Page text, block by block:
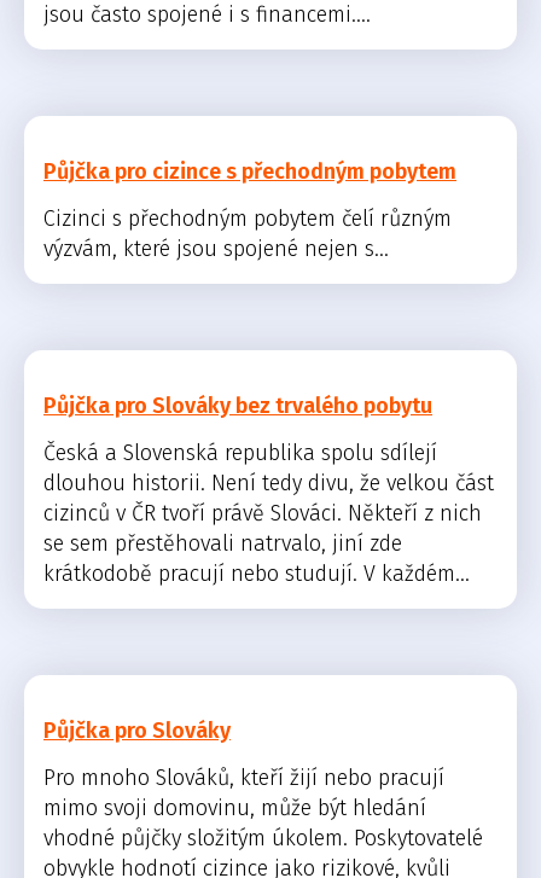
jsou často spojené i s financemi....
Půjčka pro cizince s přechodným pobytem
Cizinci s přechodným pobytem čelí různým
výzvám, které jsou spojené nejen s...
Půjčka pro Slováky bez trvalého pobytu
Česká a Slovenská republika spolu sdílejí
dlouhou historii. Není tedy divu, že velkou část
cizinců v ČR tvoří právě Slováci. Někteří z nich
se sem přestěhovali natrvalo, jiní zde
krátkodobě pracují nebo studují. V každém...
Půjčka pro Slováky
Pro mnoho Slováků, kteří žijí nebo pracují
mimo svoji domovinu, může být hledání
vhodné půjčky složitým úkolem. Poskytovatelé
obvykle hodnotí cizince jako rizikové, kvůli